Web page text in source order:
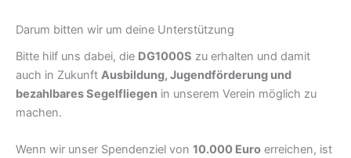
Darum bitten wir um deine Unterstützung
Bitte hilf uns dabei, die DG1000S zu erhalten und damit
auch in Zukunft Ausbildung, Jugendförderung und
bezahlbares Segelfliegen in unserem Verein möglich zu
machen.
Wenn wir unser Spendenziel von 10.000 Euro erreichen, ist